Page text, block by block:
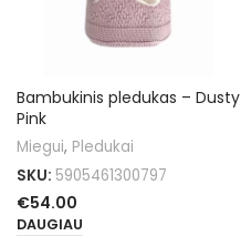
Bambukinis pledukas – Dusty
Pink
Miegui, Pledukai
SKU: 5905461300797
€54.00
DAUGIAU